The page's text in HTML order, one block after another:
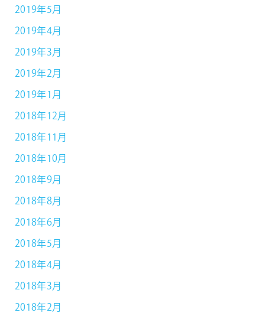
2019年5月
2019年4月
2019年3月
2019年2月
2019年1月
2018年12月
2018年11月
2018年10月
2018年9月
2018年8月
2018年6月
2018年5月
2018年4月
2018年3月
2018年2月